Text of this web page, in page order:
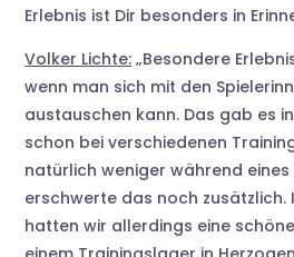
Erlebnis ist Dir besonders in
Volker Lichte: „Besondere
wenn man sich mit den
austauschen kann. Das gab es
schon bei verschiedenen
natürlich weniger während eines
erschwerte das noch zusätzlich.
hatten wir allerdings eine